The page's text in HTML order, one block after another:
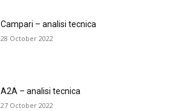
Campari – analisi tecnica
28 October 2022
A2A – analisi tecnica
27 October 2022